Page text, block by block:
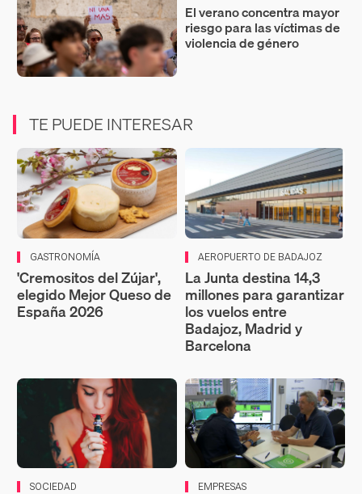
El verano concentra mayor
riesgo para las víctimas de
violencia de género
TE PUEDE INTERESAR
GASTRONOMÍA
'Cremositos del Zújar',
elegido Mejor Queso de
España 2026
AEROPUERTO DE BADAJOZ
La Junta destina 14,3
millones para garantizar
los vuelos entre
Badajoz, Madrid y
Barcelona
SOCIEDAD EMPRESAS